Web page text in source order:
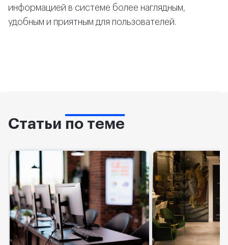
информацией в системе более наглядным,
удобным и приятным для пользователей.
Статьи по теме